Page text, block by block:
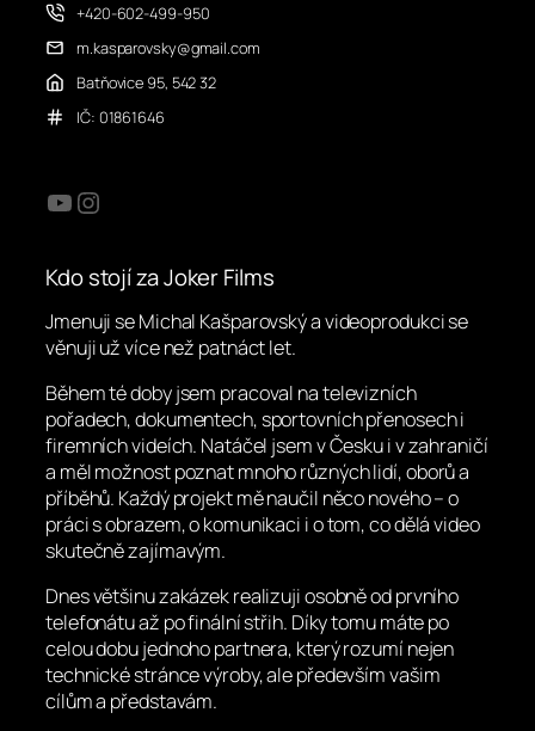
+420-602-499-950
m.kasparovsky@gmail.com
Batňovice 95, 542 32
IČ: 01861646
YouTube Instagram
Kdo stojí za Joker Films
Jmenuji se Michal Kašparovský a videoprodukci se
věnuji už více než patnáct let.
Během té doby jsem pracoval na televizních
pořadech, dokumentech, sportovních přenosech i
firemních videích. Natáčel jsem v Česku i v zahraničí
a měl možnost poznat mnoho různých lidí, oborů a
příběhů. Každý projekt mě naučil něco nového – o
práci s obrazem, o komunikaci i o tom, co dělá video
skutečně zajímavým.
Dnes většinu zakázek realizuji osobně od prvního
telefonátu až po finální střih. Díky tomu máte po
celou dobu jednoho partnera, který rozumí nejen
technické stránce výroby, ale především vašim
cílům a představám.